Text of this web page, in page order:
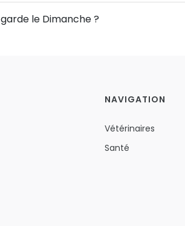
le Dimanche ?
NAVIGATION
Vétérinaires
Santé